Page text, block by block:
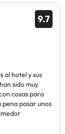
9.7
al hotel y sus
sido muy
cosas para
pasar unos